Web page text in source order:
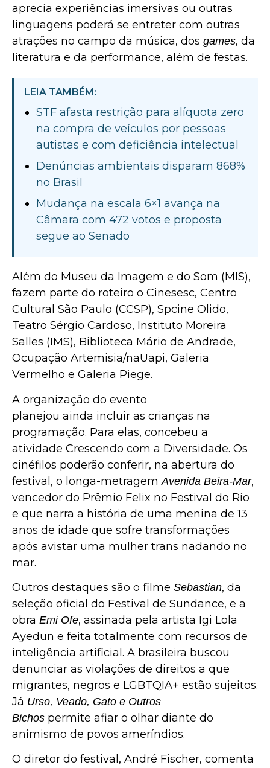
aprecia experiências imersivas ou outras
linguagens poderá se entreter com outras
atrações no campo da música, dos games, da
literatura e da performance, além de festas.
LEIA TAMBÉM:
STF afasta restrição para alíquota zero
na compra de veículos por pessoas
autistas e com deficiência intelectual
Denúncias ambientais disparam 868%
no Brasil
Mudança na escala 6×1 avança na
Câmara com 472 votos e proposta
segue ao Senado
Além do Museu da Imagem e do Som (MIS),
fazem parte do roteiro o Cinesesc, Centro
Cultural São Paulo (CCSP), Spcine Olido,
Teatro Sérgio Cardoso, Instituto Moreira
Salles (IMS), Biblioteca Mário de Andrade,
Ocupação Artemisia/naUapi, Galeria
Vermelho e Galeria Piege.
A organização do evento
planejou ainda incluir as crianças na
programação. Para elas, concebeu a
atividade Crescendo com a Diversidade. Os
cinéfilos poderão conferir, na abertura do
festival, o longa-metragemAvenida Beira-Mar,
vencedor do Prêmio Felix no Festival do Rio
e que narra a história de uma menina de 13
anos de idade que sofre transformações
após avistar uma mulher trans nadando no
mar.
Outros destaques são o filme Sebastian, da
seleção oficial do Festival de Sundance, e a
obra Emi Ofe, assinada pela artista Igi Lola
Ayedun e feita totalmente com recursos de
inteligência artificial. A brasileira buscou
denunciar as violações de direitos a que
migrantes, negros e LGBTQIA+ estão sujeitos.
Já Urso, Veado, Gato e Outros
Bichos permite afiar o olhar diante do
animismo de povos ameríndios.
O diretor do festival, André Fischer, comenta